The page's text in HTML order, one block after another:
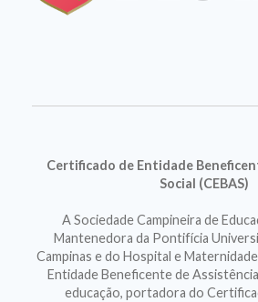
Certificado de Entidade
Social (CEBAS)
A Sociedade Campineira de
Mantenedora da Pontifícia
Campinas e do Hospital e
Entidade Beneficente de Assistência
educação, portadora do